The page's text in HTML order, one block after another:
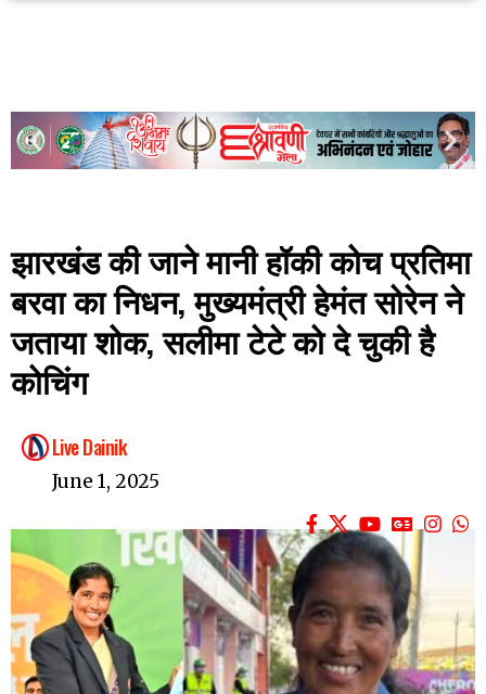
झारखंड की जाने मानी हॉकी कोच प्रतिमा
बरवा का निधन, मुख्यमंत्री हेमंत सोरेन ने
जताया शोक, सलीमा टेटे को दे चुकी है
कोचिंग
Live Dainik
June 1, 2025